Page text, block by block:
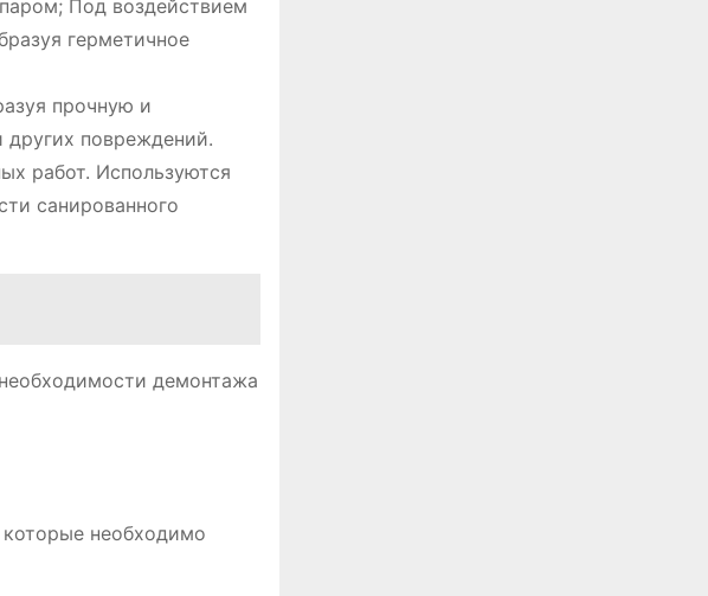
Под воздействием
герметичное
прочную и
других повреждений.
работ. Используются
санированного
демонтажа
необходимо